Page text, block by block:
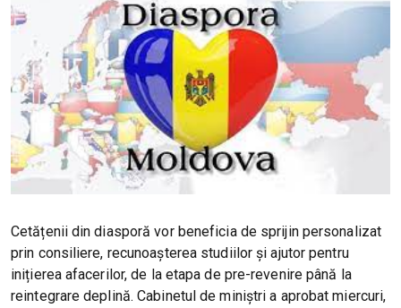
Cetățenii din diasporă vor beneficia de sprijin personalizat
prin consiliere, recunoașterea studiilor și ajutor pentru
inițierea afacerilor, de la etapa de pre-revenire până la
reintegrare deplină. Cabinetul de miniștri a aprobat miercuri,